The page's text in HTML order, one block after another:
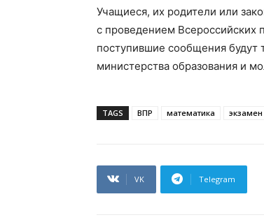
Учащиеся, их родители или
с проведением Всероссийских
поступившие сообщения будут
министерства образования и
TAGS ВПР математика экзамен
VK Telegram